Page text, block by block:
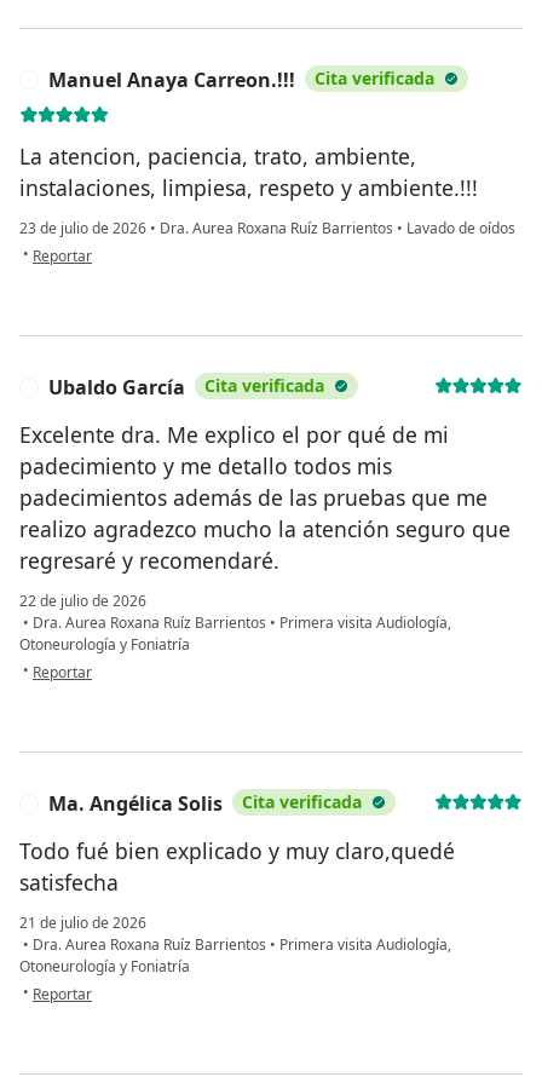
Manuel Anaya Carreon.!!! Cita verificada
La atencion, paciencia, trato, ambiente,
instalaciones, limpiesa, respeto y ambiente.!!!
23 de julio de 2026 • Dra. Aurea Roxana Ruíz Barrientos • Lavado de oídos
• en opinión del usuario Manuel Anaya Carreon.!!!
Reportar
Ubaldo García Cita verificada
Excelente dra. Me explico el por qué de mi
padecimiento y me detallo todos mis
padecimientos además de las pruebas que me
realizo agradezco mucho la atención seguro que
regresaré y recomendaré.
22 de julio de 2026
• Dra. Aurea Roxana Ruíz Barrientos • Primera visita Audiología,
Otoneurología y Foniatría
• en opinión del usuario Ubaldo García
Reportar
Ma. Angélica Solis Cita verificada
Todo fué bien explicado y muy claro,quedé
satisfecha
21 de julio de 2026
• Dra. Aurea Roxana Ruíz Barrientos • Primera visita Audiología,
Otoneurología y Foniatría
• en opinión del usuario Ma. Angélica Solis
Reportar